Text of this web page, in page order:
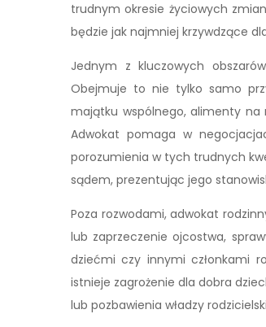
trudnym okresie życiowych
będzie jak najmniej krzywdzące
Jednym z kluczowych
Obejmuje to nie tylko samo
majątku wspólnego, alimenty na
Adwokat pomaga w
porozumienia w tych trudnych
sądem, prezentując jego
Poza rozwodami, adwokat
lub zaprzeczenie ojcostwa,
dziećmi czy innymi członkami
istnieje zagrożenie dla dobra
lub pozbawienia władzy